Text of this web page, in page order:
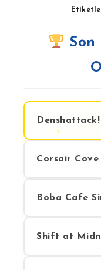
Son
Denshattack!
Corsair Cove
Boba Cafe
Shift at